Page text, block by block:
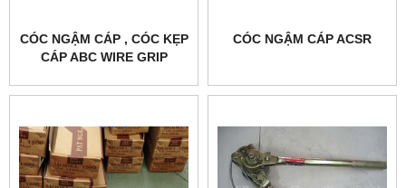
CÓC NGẬM CÁP , CÓC KẸP
CÁP ABC WIRE GRIP
CÓC NGẬM CÁP ACSR